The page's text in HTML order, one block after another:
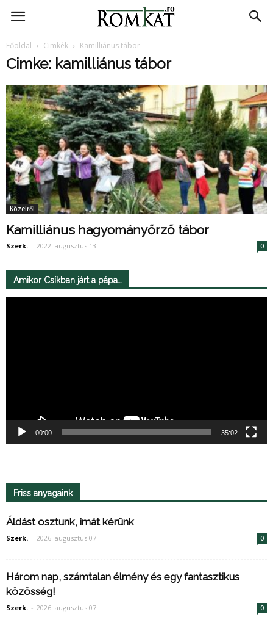
RomKat.ro
Főoldal Cimkék Kamilliánus tábor
Cimke: kamilliánus tábor
Közelről
Kamilliánus hagyományőrző tábor
Szerk. - 2022. augusztus 13. 0
Amikor Csíkban járt a pápa…
00:00 35:02
Friss anyagaink
Áldást osztunk, imát kérünk
Szerk. - 2026. augusztus 07. 0
Három nap, számtalan élmény és egy fantasztikus
közösség!
Szerk. - 2026. augusztus 07. 0